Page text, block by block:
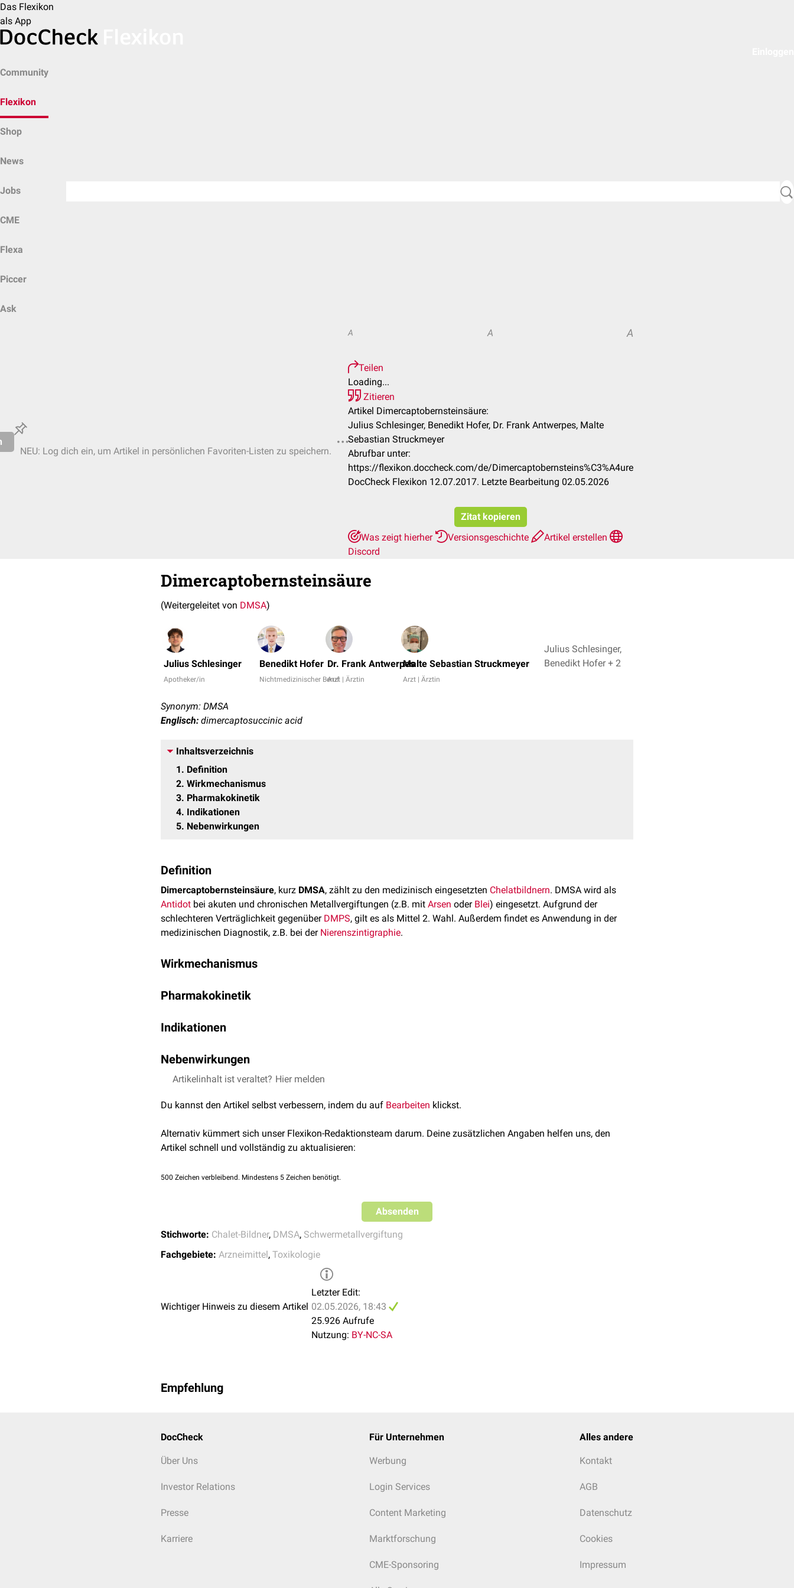
Das Flexikon
als App
Community
Flexikon
Shop
News
Jobs
CME
Flexa
Piccer
Ask
NEU: Log dich ein, um Artikel in persönlichen Favoriten-Listen zu speichern.
A A A
Teilen
Loading...
Zitieren
Artikel Dimercaptobernsteinsäure:
Julius Schlesinger, Benedikt Hofer, Dr. Frank Antwerpes, Malte
Sebastian Struckmeyer
Abrufbar unter:
https://flexikon.doccheck.com/de/Dimercaptobernsteins%C3%A4ure
DocCheck Flexikon 12.07.2017. Letzte Bearbeitung 02.05.2026
Zitat kopieren
Was zeigt hierher
Versionsgeschichte
Artikel erstellen
Discord
Dimercaptobernsteinsäure
(Weitergeleitet von DMSA)
Julius Schlesinger
Apotheker/in
Benedikt Hofer
Nichtmedizinischer Beruf
Dr. Frank Antwerpes
Arzt | Ärztin
Malte Sebastian Struckmeyer
Arzt | Ärztin
Julius Schlesinger,
Benedikt Hofer + 2
Synonym: DMSA
Englisch: dimercaptosuccinic acid
Inhaltsverzeichnis
1
Definition
2 Wirkmechanismus
3 Pharmakokinetik
4 Indikationen
5 Nebenwirkungen
Definition
Dimercaptobernsteinsäure, kurz DMSA, zählt zu den medizinisch eingesetzten Chelatbildnern. DMSA wird als
Antidot bei akuten und chronischen Metallvergiftungen (z.B. mit Arsen oder Blei) eingesetzt. Aufgrund der
schlechteren Verträglichkeit gegenüber DMPS, gilt es als Mittel 2. Wahl. Außerdem findet es Anwendung in der
medizinischen Diagnostik, z.B. bei der Nierenszintigraphie.
Wirkmechanismus
Chelatkomplex mitSchwermetallen
ausgeschieden werden.
Pharmakokinetik
Indikationen
Nebenwirkungen
Zu den häufigsten möglichen Nebenwirkungen gehören eine allergische Hautreaktion mit
Transaminasenbeobachtet.
auftreten. Trotz dieser
Nebenwirkungen zählt DMSA zu den verträglichen Antidoten bei Schwermetallvergiftungen.
Artikelinhalt ist veraltet? Hier melden
Du kannst den Artikel selbst verbessern, indem du auf Bearbeiten klickst.
Alternativ kümmert sich unser Flexikon-Redaktionsteam darum. Deine zusätzlichen Angaben helfen uns, den
Artikel schnell und vollständig zu aktualisieren:
500 Zeichen verbleibend. Mindestens 5 Zeichen benötigt.
Absenden
Stichworte: Chalet-Bildner, DMSA, Schwermetallvergiftung
Fachgebiete: Arzneimittel, Toxikologie
Wichtiger Hinweis zu diesem Artikel
Letzter Edit:
02.05.2026, 18:43
25.926 Aufrufe
Nutzung: BY-NC-SA
Empfehlung
DocCheck
Über Uns
Investor Relations
Presse
Karriere
Für Unternehmen
Werbung
Login Services
Content Marketing
Marktforschung
CME-Sponsoring
Alles andere
Kontakt
AGB
Datenschutz
Cookies
Impressum